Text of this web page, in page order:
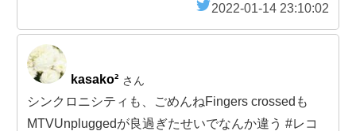
2022-01-14 23:10:02
kasako² さん
シンクロニシティも、ごめんねFingers crossedも
MTVUnpluggedが良過ぎたせいでなんか違う #レコ